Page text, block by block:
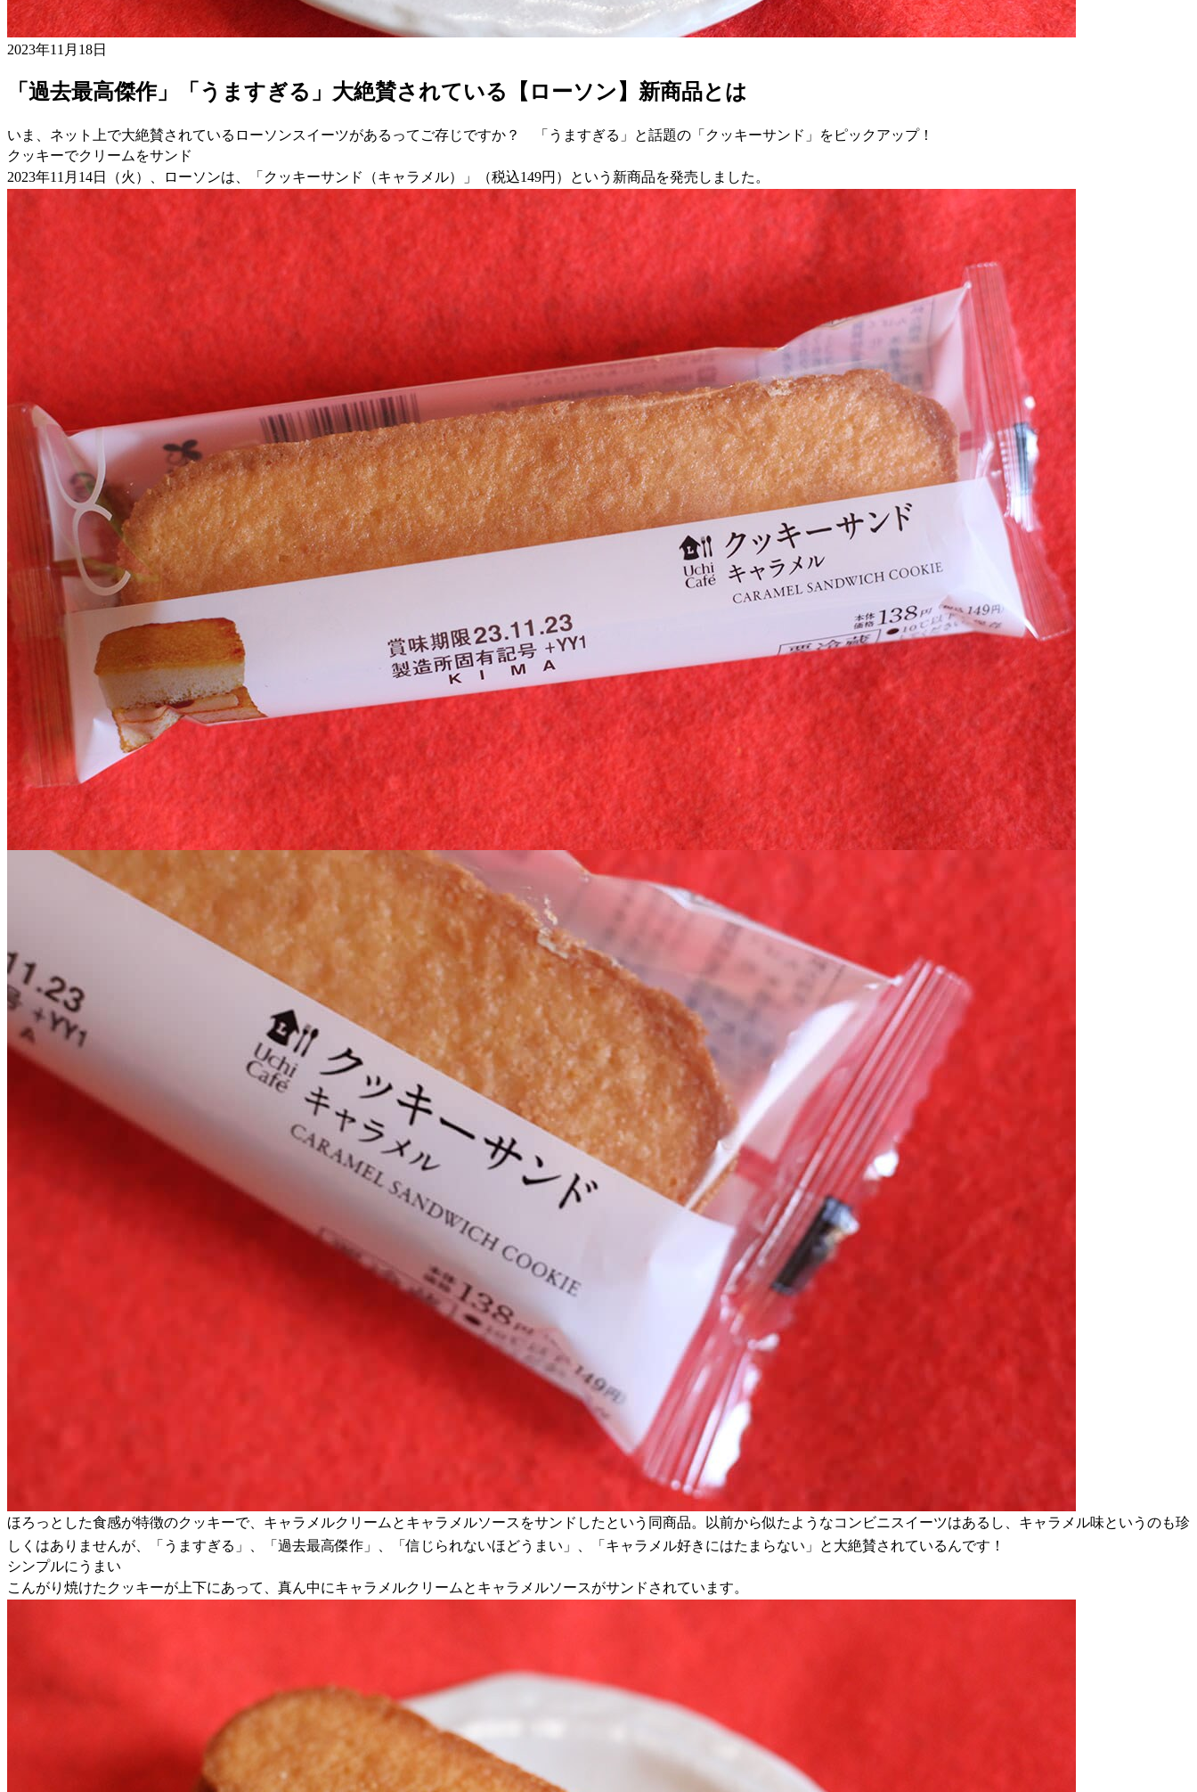
2023年11月18日
「過去最高傑作」「うますぎる」大絶賛されている【ローソン】新商品とは
いま、ネット上で大絶賛されているローソンスイーツがあるってご存じですか？ 「うますぎる」と話題の「クッキーサンド」をピックアップ！
クッキーでクリームをサンド
2023年11月14日（火）、ローソンは、「クッキーサンド（キャラメル）」（税込149円）という新商品を発売しました。
ほろっとした食感が特徴のクッキーで、キャラメルクリームとキャラメルソースをサンドしたという同商品。以前から似たようなコンビニスイーツはあるし、キャラメル味というのも珍
しくはありませんが、「うますぎる」、「過去最高傑作」、「信じられないほどうまい」、「キャラメル好きにはたまらない」と大絶賛されているんです！
シンプルにうまい
こんがり焼けたクッキーが上下にあって、真ん中にキャラメルクリームとキャラメルソースがサンドされています。